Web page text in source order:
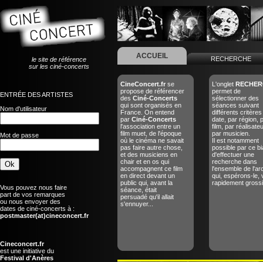
le site de référence
sur les ciné-concerts
ENTRÉE DES ARTISTES
Nom d'utilisateur
Mot de passe
Vous pouvez nous faire
part de vos remarques
ou nous envoyer des
dates de ciné-concerts à :
postmaster(at)cineconcert.fr
Cineconcert.fr
est une initiative du
Festival d'Anères
ACCUEIL RECHERCHE
CineConcert.fr se
propose de référencer
des Ciné-Concerts
qui sont organisés en
France. On entend
par Ciné-Concerts
l'association entre un
film muet, de l'époque
où le cinéma ne savait
pas faire autre chose,
et des musiciens en
chair et en os qui
accompagnent ce film
en direct devant un
public qui, avant la
séance, était
persuadé qu'il allait
s'ennuyer...
L'onglet
permet de
sélectionner des
séances suivant
différents critères
date, par région,
film, par
par musicien.
Il est notamment
possible par ce
d'effectuer une
recherche dans
l'ensemble de
qui, espérons-le,
rapidement